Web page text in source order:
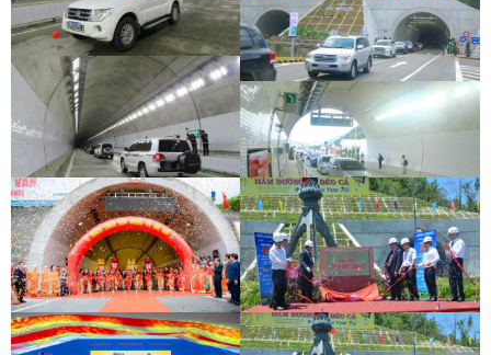
LỄ THÔNG HẦM ĐÈO CẢ
LỄ THÔNG HẦM ĐÈO CẢ
LỄ THÔNG HẦM ĐÈO CẢ
LỄ THÔNG HẦM CÙ MÔNG
LỄ THÔNG HẦM CÙ MÔNG
LỄ THÔNG HẦM CÙ MÔNG